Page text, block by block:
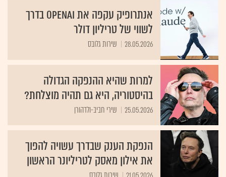
אנתרופיק עקפה את OpenAI בדרך
לשווי של טריליון דולר
28.05.2026 שירות גלובס
למרות שהיא ההנפקה הגדולה
בהיסטוריה, היא גם תהיה מוצלחת?
25.05.2026 שירי חביב-ולדהורן
הנפקת הענק שבדרך עשויה להפוך
את אילון מאסק לטריליונר הראשון
21.05.2026 שירות גלובס